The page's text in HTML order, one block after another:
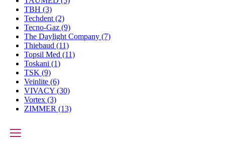
TBH (3)
Techdent (2)
Tecno-Gaz (9)
The Daylight Company (7)
Thiebaud (11)
Topsil Med (11)
Toskani (1)
TSK (9)
Veinlite (6)
VIVACY (30)
Vortex (3)
ZIMMER (13)